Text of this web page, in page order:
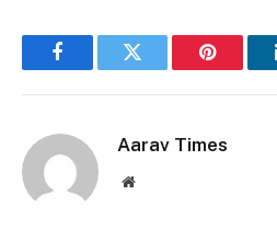
FacebookTwitter Pinterest
Aarav Times
Website